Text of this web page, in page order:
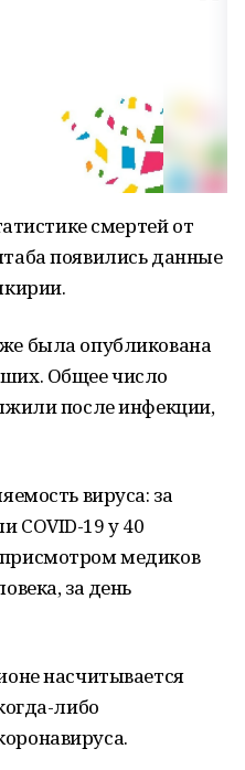
смертей от
появились данные
была опубликована
Общее число
после инфекции,
вируса: за
COVID-19 у 40
медиков
за день
насчитывается
либо